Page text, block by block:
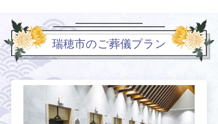
瑞穂市のご葬儀プラン